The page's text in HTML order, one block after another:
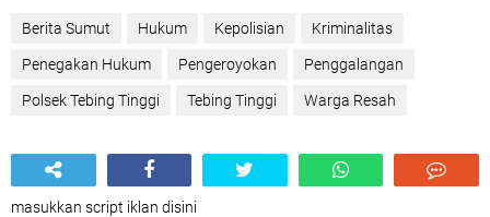
Berita Sumut Hukum Kepolisian Kriminalitas
Penegakan Hukum Pengeroyokan Penggalangan
Polsek Tebing Tinggi Tebing Tinggi Warga Resah
masukkan script iklan disini